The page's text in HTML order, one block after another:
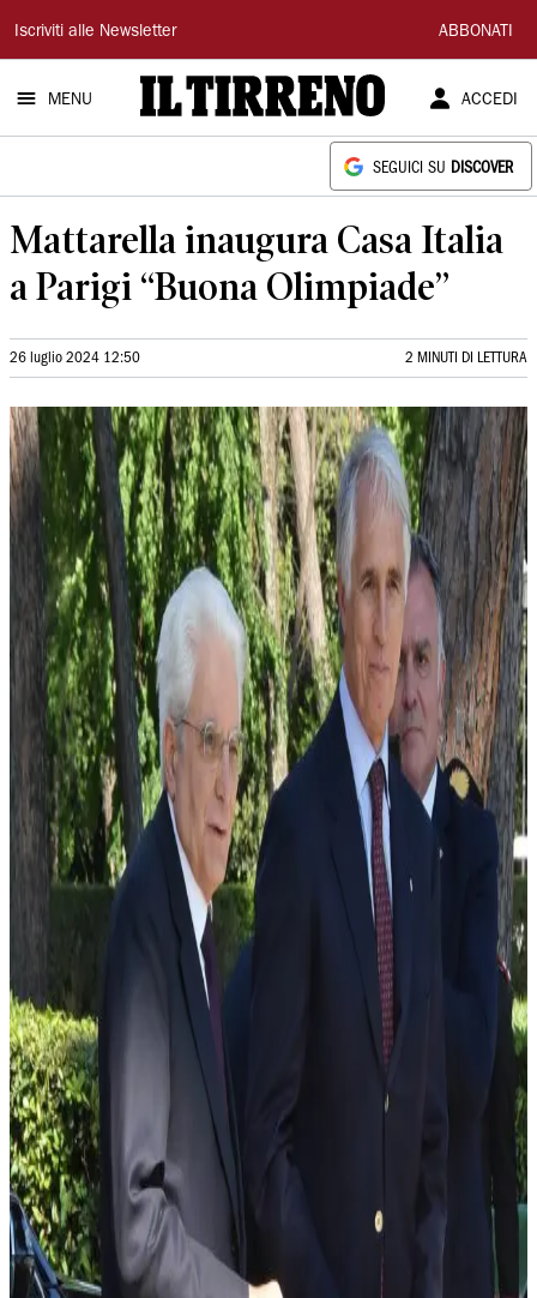
Il
Tirreno
Iscriviti alle Newsletter ABBONATI
MENU ACCEDI
SEGUICI SU DISCOVER
Mattarella inaugura Casa Italia
a Parigi “Buona Olimpiade”
26 luglio 2024 12:50 2 MINUTI DI LETTURA